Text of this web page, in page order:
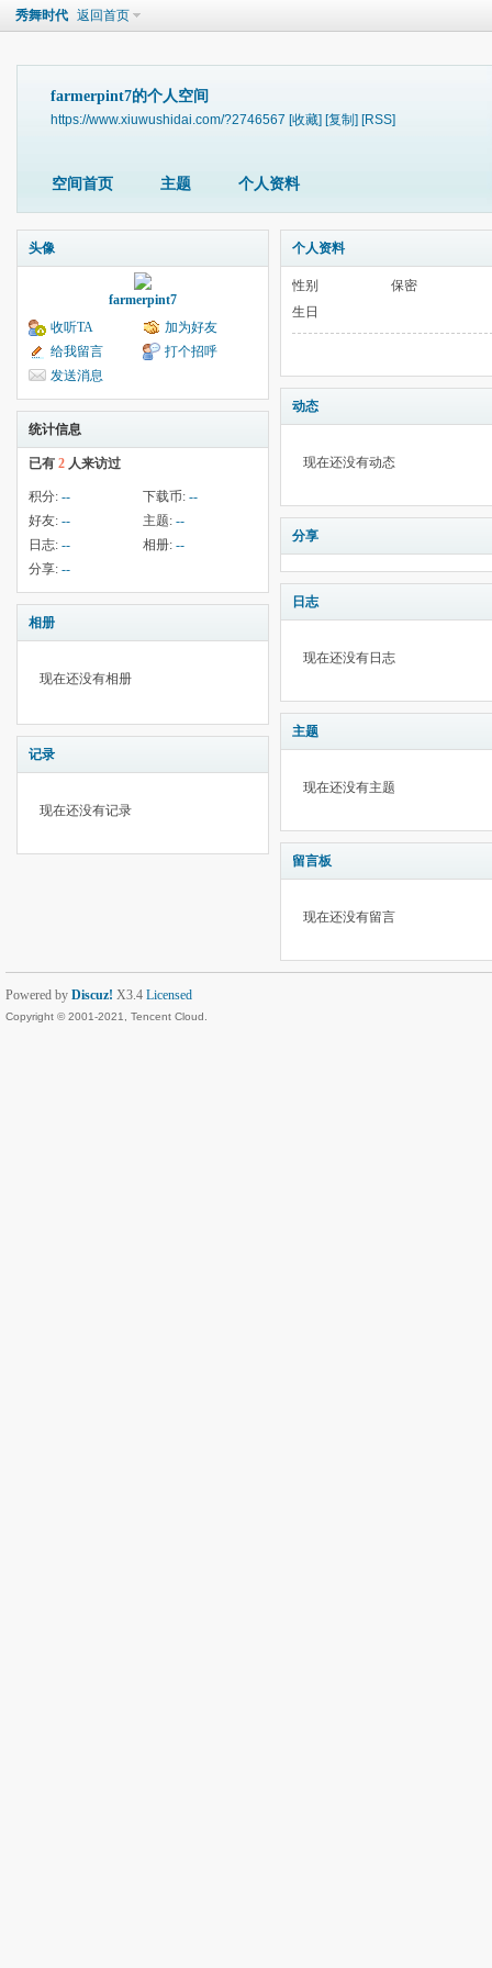
秀舞时代 返回首页
farmerpint7的个人空间
https://www.xiuwushidai.com/?2746567 [收藏] [复制] [RSS]
空间首页 主题 个人资料
头像
farmerpint7
收听TA
加为好友
给我留言
打个招呼
发送消息
统计信息
已有 2 人来访过
积分: -- 下载币: --
好友: -- 主题: --
日志: -- 相册: --
分享: --
相册
现在还没有相册
记录
现在还没有记录
个人资料
性别
保密
生日
动态
现在还没有动态
分享
日志
现在还没有日志
主题
现在还没有主题
留言板
现在还没有留言
Powered by Discuz! X3.4 Licensed
Copyright © 2001-2021, Tencent Cloud.